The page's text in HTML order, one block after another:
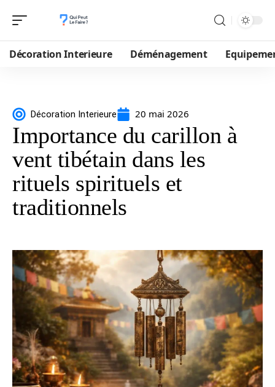
Décoration Interieure Déménagement
Décoration Interieure 20 mai 2026
Importance du carillon à
vent tibétain dans les
rituels spirituels et
traditionnels